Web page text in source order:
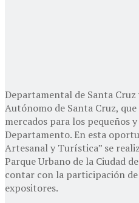
Departamental de Santa
Autónomo de Santa Cruz,
mercados para los pequeños
Departamento. En esta
Artesanal y Turística” se
Parque Urbano de la Ciudad
contar con la participación
expositores.